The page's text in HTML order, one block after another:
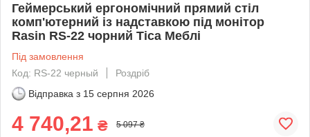
Геймерський ергономічний прямий стіл
комп'ютерний із надставкою під монітор
Rasin RS-22 чорний Тіса Меблі
Під замовлення
Код: RS-22 черный
Роздріб
Відправка з 15 серпня 2026
4 740,21 ₴ 5 097 ₴